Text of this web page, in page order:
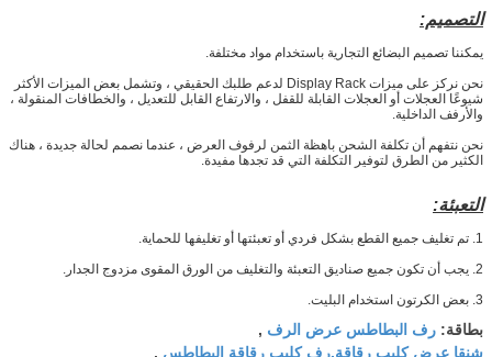
التصميم:
يمكننا تصميم البضائع التجارية باستخدام مواد مختلفة.
نحن نركز على ميزات Display Rack لدعم طلبك الحقيقي ، وتشمل بعض الميزات الأكثر
شيوعًا العجلات أو العجلات القابلة للقفل ، والارتفاع القابل للتعديل ، والخطافات المنقولة ،
والأرفف الداخلية.
نحن نتفهم أن تكلفة الشحن باهظة الثمن لرفوف العرض ، عندما نصمم لحالة جديدة ، هناك
الكثير من الطرق لتوفير التكلفة التي قد تجدها مفيدة.
التعبئة:
1. تم تغليف جميع القطع بشكل فردي أو تعبئتها أو تغليفها للحماية.
2. يجب أن تكون جميع صناديق التعبئة والتغليف من الورق المقوى مزدوج الجدار.
3. بعض الكرتون استخدام البليت.
بطاقة: رف البطاطس عرض الرف ,
شنقا عرض كليب رقاقة,رف كليب رقاقة البطاطس ,